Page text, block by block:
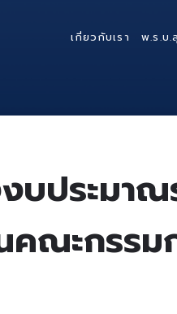
เกี่ยวกับเรา พ.ร.บ
บประมาณ
คณะกรร